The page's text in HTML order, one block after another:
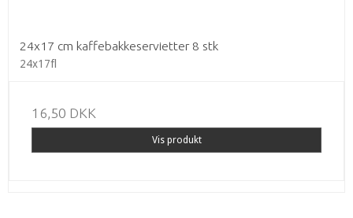
24x17 cm kaffebakkeservietter 8 stk
24x17fl
16,50 DKK
Vis produkt